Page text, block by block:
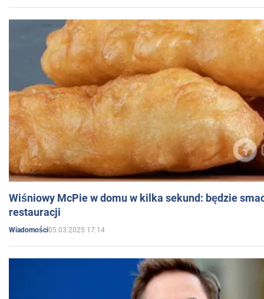
Wiśniowy McPie w domu w kilka sekund: będzie
restauracji
Wiadomości05.03.2025 17:14